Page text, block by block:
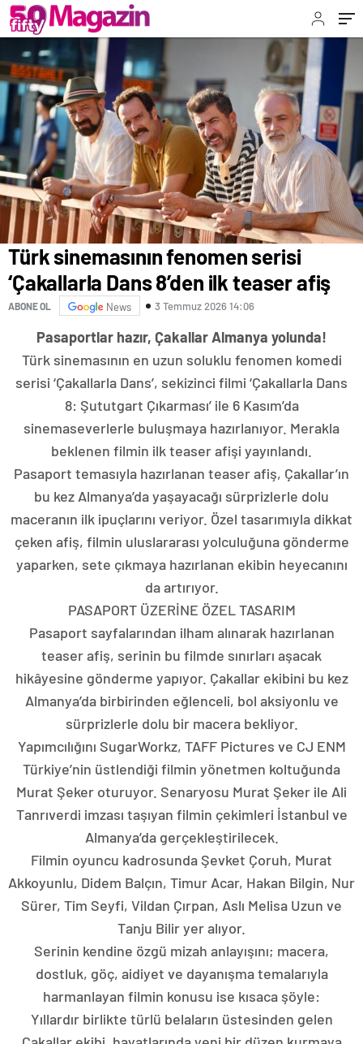
Türk sinemasının fenomen serisi
‘Çakallarla Dans 8’den ilk teaser afiş
ABONE OL News 3 Temmuz 2026 14:06
Pasaportlar hazır, Çakallar Almanya yolunda!
Türk sinemasının en uzun soluklu fenomen komedi
serisi ‘Çakallarla Dans’, sekizinci filmi ‘Çakallarla Dans
8: Şututgart Çıkarması’ ile 6 Kasım’da
sinemaseverlerle buluşmaya hazırlanıyor. Merakla
beklenen filmin ilk teaser afişi yayınlandı.
Pasaport temasıyla hazırlanan teaser afiş, Çakallar’ın
bu kez Almanya’da yaşayacağı sürprizlerle dolu
maceranın ilk ipuçlarını veriyor. Özel tasarımıyla dikkat
çeken afiş, filmin uluslararası yolculuğuna gönderme
yaparken, sete çıkmaya hazırlanan ekibin heyecanını
da artırıyor.
PASAPORT ÜZERİNE ÖZEL TASARIM
Pasaport sayfalarından ilham alınarak hazırlanan
teaser afiş, serinin bu filmde sınırları aşacak
hikâyesine gönderme yapıyor. Çakallar ekibini bu kez
Almanya’da birbirinden eğlenceli, bol aksiyonlu ve
sürprizlerle dolu bir macera bekliyor.
Yapımcılığını SugarWorkz, TAFF Pictures ve CJ ENM
Türkiye’nin üstlendiği filmin yönetmen koltuğunda
Murat Şeker oturuyor. Senaryosu Murat Şeker ile Ali
Tanrıverdi imzası taşıyan filmin çekimleri İstanbul ve
Almanya’da gerçekleştirilecek.
Filmin oyuncu kadrosunda Şevket Çoruh, Murat
Akkoyunlu, Didem Balçın, Timur Acar, Hakan Bilgin, Nur
Sürer, Tim Seyfi, Vildan Çırpan, Aslı Melisa Uzun ve
Tanju Bilir yer alıyor.
Serinin kendine özgü mizah anlayışını; macera,
dostluk, göç, aidiyet ve dayanışma temalarıyla
harmanlayan filmin konusu ise kısaca şöyle:
Yıllardır birlikte türlü belaların üstesinden gelen
İSTİYORUM!”